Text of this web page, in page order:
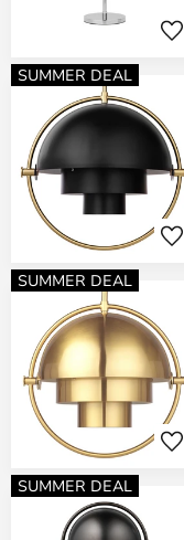
SUMMER DEAL
SUMMER DEAL
SUMMER DEAL